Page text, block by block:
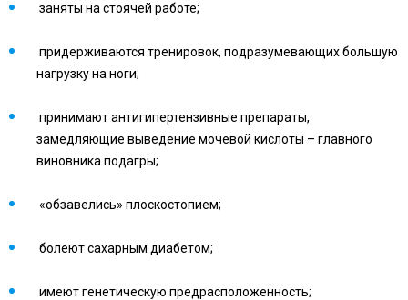
заняты на стоячей работе;
придерживаются тренировок, подразумевающих большую
нагрузку на ноги;
принимают антигипертензивные препараты,
замедляющие выведение мочевой кислоты – главного
виновника подагры;
«обзавелись» плоскостопием;
болеют сахарным диабетом;
имеют генетическую предрасположенность;